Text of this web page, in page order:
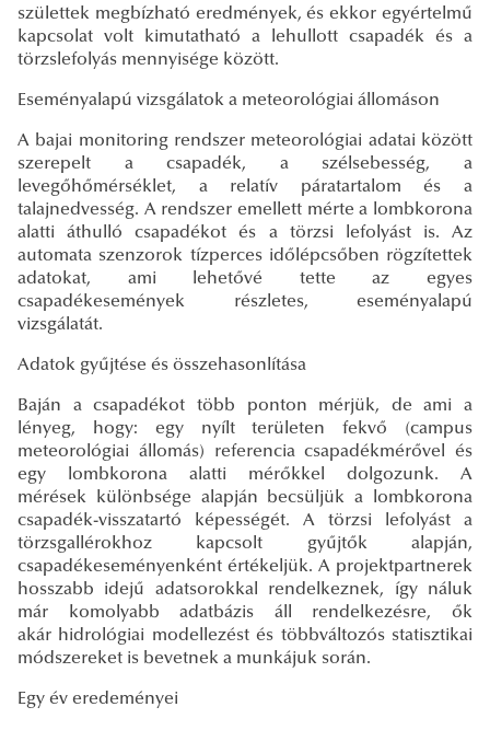
születtek megbízható eredmények, és ekkor egyértelmű
kapcsolat volt kimutatható a lehullott csapadék és a
törzslefolyás mennyisége között.
Eseményalapú vizsgálatok a meteorológiai állomáson
A bajai monitoring rendszer meteorológiai adatai között
szerepelt a csapadék, a szélsebesség, a
levegőhőmérséklet, a relatív páratartalom és a
talajnedvesség. A rendszer emellett mérte a lombkorona
alatti áthulló csapadékot és a törzsi lefolyást is. Az
automata szenzorok tízperces időlépcsőben rögzítettek
adatokat, ami lehetővé tette az egyes
csapadékesemények részletes, eseményalapú
vizsgálatát.
Adatok gyűjtése és összehasonlítása
Baján a csapadékot több ponton mérjük, de ami a
lényeg, hogy: egy nyílt területen fekvő (campus
meteorológiai állomás) referencia csapadékmérővel és
egy lombkorona alatti mérőkkel dolgozunk. A
mérések különbsége alapján becsüljük a lombkorona
csapadék-visszatartó képességét. A törzsi lefolyást a
törzsgallérokhoz kapcsolt gyűjtők alapján,
csapadékeseményenként értékeljük. A projektpartnerek
hosszabb idejű adatsorokkal rendelkeznek, így náluk
már komolyabb adatbázis áll rendelkezésre, ők
akár hidrológiai modellezést és többváltozós statisztikai
módszereket is bevetnek a munkájuk során.
Egy év eredeményei